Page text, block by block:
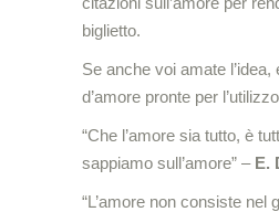
biglietto.
Se anche voi amate
d’amore pronte per
“Che l’amore sia tutto, è
sappiamo sull’amore” – E.
“L’amore non consiste nel